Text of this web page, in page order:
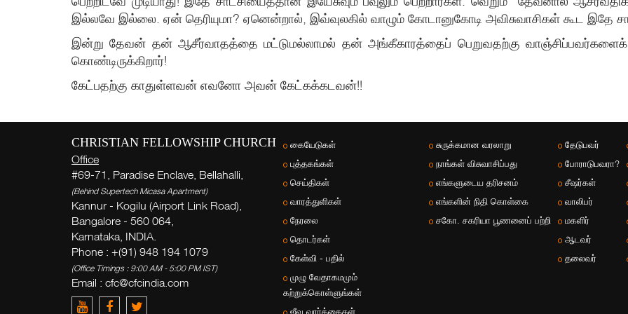
இல்லவே இல்லை. ஏன் தெரியுமா? ஏனென்றால், இவ்வுலகில் வாழும் கோடானுகோடி அவிசுவாசிகள் கூட இதே
இன்று தேவன் தன் ஆசீர்வாதத்தை மட்டுமல்லாமல் தன் அங்கீகாரத்தைப் பெறுவதற்கு
கொண்டிருக்கிறார்!
கேட்பதற்கு காதுள்ளவன் எவனோ அவன் கேட்கக்கடவன்!!
CHRISTIAN FELLOWSHIP CHURCH
Office
#69-71, Paradise Enclave, Bellahalli,
(Behind Supertech Micasa Apartment)
Kannur - Kogilu (Airport Link Road),
Bangalore - 560 064,
Karnataka, INDIA.
Phone : +(91) 948 194 1079
(Office Timings : 9:00 AM - 5:00 PM IST)
Email : cfc@cfcindia.com
கையேடுகள்
புத்தகங்கள்
செய்திகள்
வாரத்துளிகள்
நேரலை
தொடர்கள்
கேள்வி - பதில்
முழு வேதாகமமும்
கற்றுக்கொள்ளுங்கள்
ஜீவ வார்த்தைகள்
சுருக்கமான வரலாறு
நாங்கள் விசுவாசிப்பது
எங்களுடைய தரிசனம்
எங்களின் நிதி கொள்கை
சகோ. சகரியா பூணனைப் பற்றி
தேடுபவர்
போராடுபவரா?
சீஷர்கள்
வாலிபர்
மகளிர்
ஆடவர்
தலைவர்